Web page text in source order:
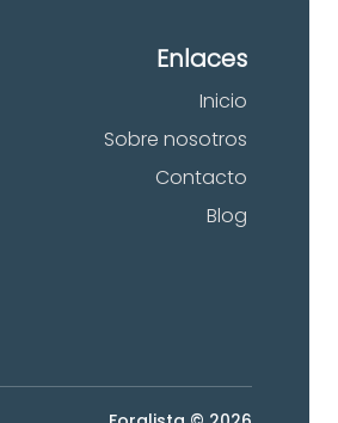
Enlaces
Inicio
Sobre nosotros
Contacto
Blog